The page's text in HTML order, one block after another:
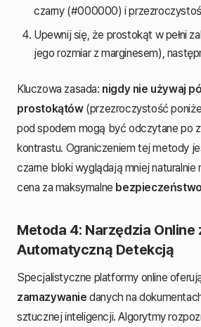
czarny (#000000) i
Upewnij się, że prostokąt w pełni
jego rozmiar z marginesem),
Kluczowa zasada: nigdy nie używaj
prostokątów(przezroczystość
pod spodem mogą być odczytane po
kontrastu. Ograniczeniem tej metody
czarne bloki wyglądają mniej naturalnie
cena za maksymalne
Metoda 4: Narzędzia Online
Automatyczną Detekcją
Specjalistyczne platformy online
zamazywanie danych na
sztucznej inteligencji. Algorytmy